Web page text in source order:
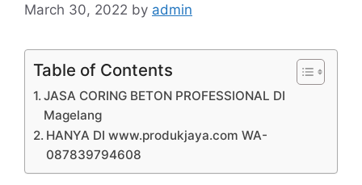
March 30, 2022 by admin
Table of Contents
JASA CORING BETON PROFESSIONAL DI
Magelang
HANYA DI www.produkjaya.com WA-
087839794608